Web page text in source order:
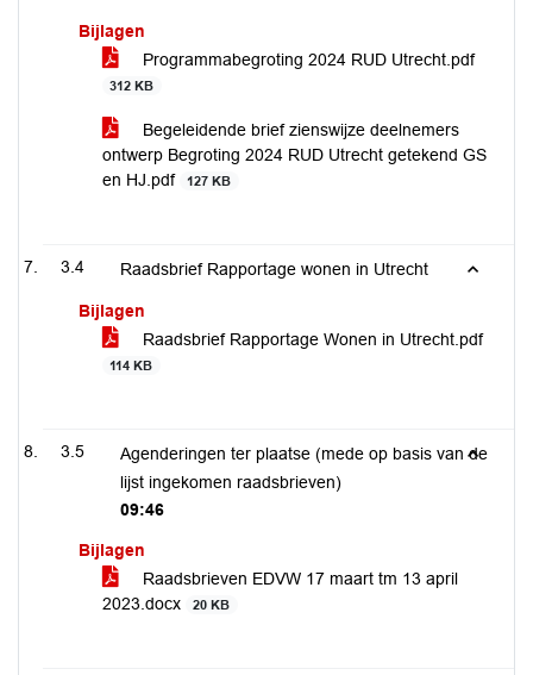
Bijlagen
Programmabegroting 2024 RUD Utrecht.pdf
312 KB
Begeleidende brief zienswijze deelnemers
ontwerp Begroting 2024 RUD Utrecht getekend GS
en HJ.pdf
127 KB
3.4 Raadsbrief Rapportage wonen in Utrecht
Bijlagen
Raadsbrief Rapportage Wonen in Utrecht.pdf
114 KB
3.5
Agenderingen ter plaatse (mede op basis van de
lijst ingekomen raadsbrieven)
09:46
Bijlagen
Raadsbrieven EDVW 17 maart tm 13 april
2023.docx
20 KB